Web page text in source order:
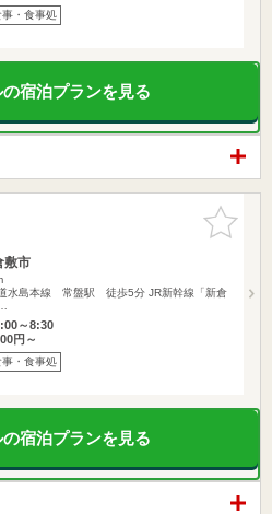
事・食事処
宿泊プランを見る
お気に入
りに追加
敷市
水島本線 常盤駅 徒歩5分 JR新幹線「新倉
～8:30
円～
事・食事処
宿泊プランを見る